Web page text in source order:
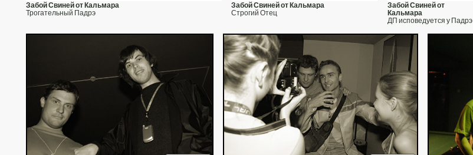
Забой Свиней от Кальмара
Трогательный Падрэ
Забой Свиней от Кальмара
Строгий Отец
Забой Свиней от
Кальмара
ДП исповедуется у Падрэ